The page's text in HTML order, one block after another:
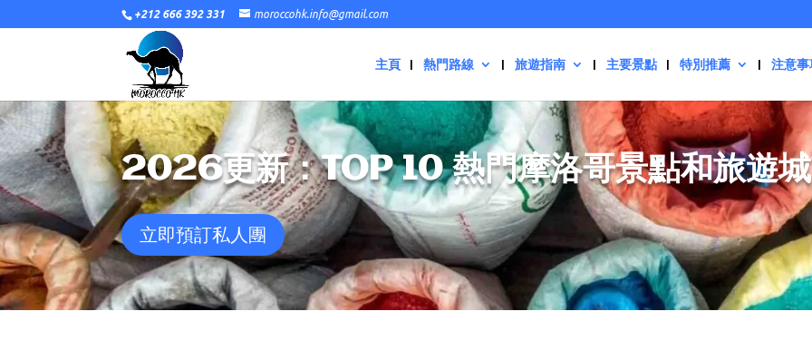
+212 666 392 331 moroccohk.info@gmail.com
主頁 熱門路線 旅遊指南 主要景點 特別推薦 注意事
2026更新：TOP 10 熱門摩洛哥景點和旅遊
立即預訂私人團